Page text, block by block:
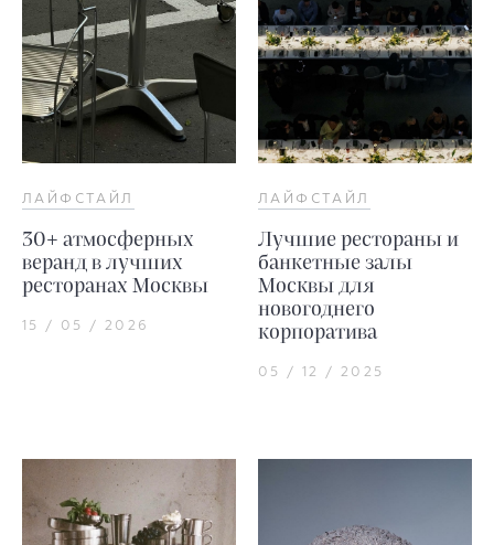
ЛАЙФСТАЙЛ
30+ атмосферных
веранд в лучших
ресторанах Москвы
15 / 05 / 2026
ЛАЙФСТАЙЛ
Лучшие рестораны и
банкетные залы
Москвы для
новогоднего
корпоратива
05 / 12 / 2025